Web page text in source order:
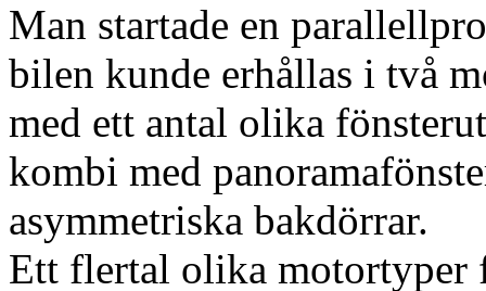
Man startade en
bilen kunde erhållas i två
med ett antal olika
kombi med
asymmetriska bakdörrar.
Ett flertal olika motortyper